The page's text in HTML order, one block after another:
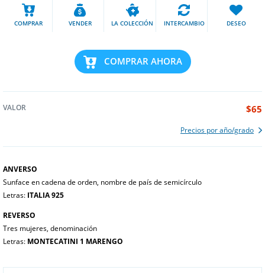
COMPRAR VENDER LA COLECCIÓN INTERCAMBIO DESEO
COMPRAR AHORA
VALOR $65
Precios por año/grado
ANVERSO
Sunface en cadena de orden, nombre de país de semicírculo
Letras: ITALIA 925
REVERSO
Tres mujeres, denominación
Letras: MONTECATINI 1 MARENGO